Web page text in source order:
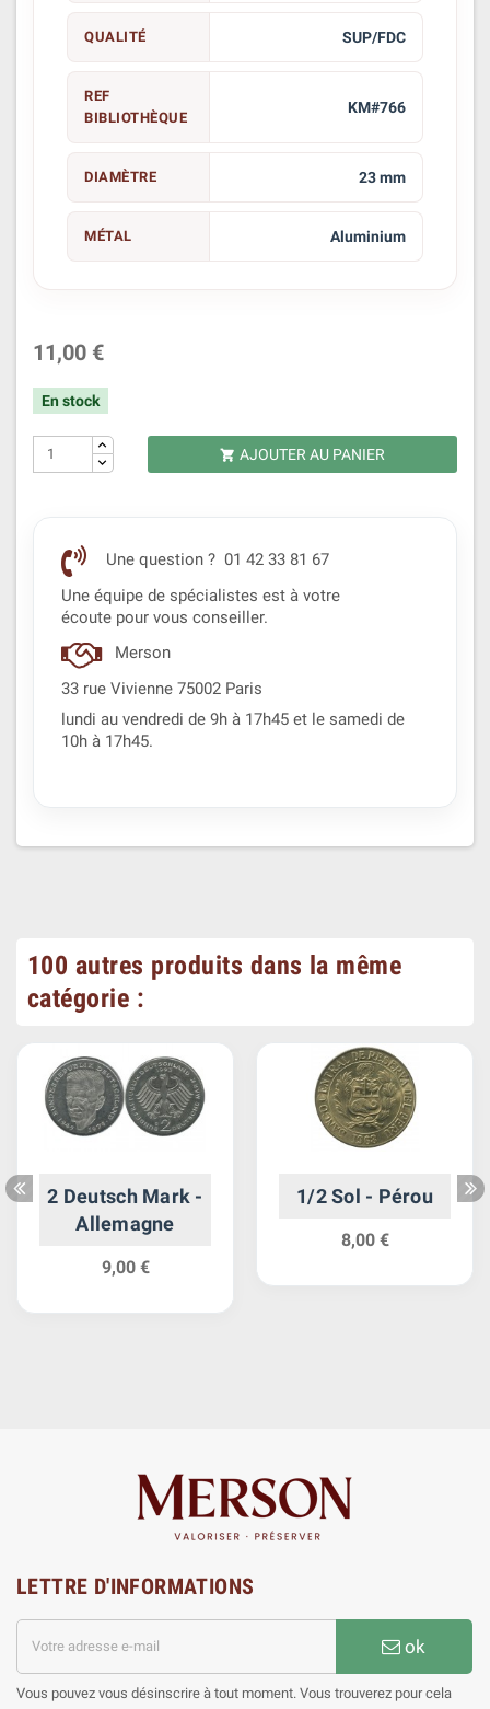
QUALITÉ SUP/FDC
REF
BIBLIOTHÈQUE
KM#766
DIAMÈTRE 23 mm
MÉTAL Aluminium
11,00 €
En stock
 AJOUTER AU PANIER
Une question ? 01 42 33 81 67
Une équipe de spécialistes est à votre
écoute pour vous conseiller.
Merson
33 rue Vivienne 75002 Paris
lundi au vendredi de 9h à 17h45 et le samedi de
10h à 17h45.
100 autres produits dans la même
catégorie :
2 Deutsch Mark -
Allemagne
9,00 €
1/2 Sol - Pérou
8,00 €
LETTRE D'INFORMATIONS
ok
Vous pouvez vous désinscrire à tout moment. Vous trouverez pour cela